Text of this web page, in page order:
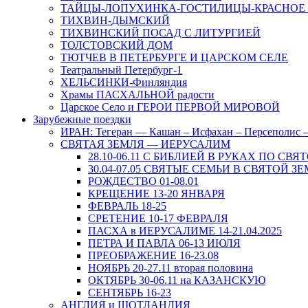
ТАЙЦЫ-ЛОПУХИНКА-ГОСТИЛИЦЫ-КРАСНОЕ
ТИХВИН-ДЫМСКИЙ
ТИХВИНСКИЙ ПОСАД С ЛИТУРГИЕЙ
ТОЛСТОВСКИЙ ДОМ
ТЮТЧЕВ В ПЕТЕРБУРГЕ И ЦАРСКОМ СЕЛЕ
Театральный Петербург-1
ХЕЛЬСИНКИ-Финляндия
Храмы ПАСХАЛЬНОЙ радости
Царское Село и ГЕРОИ ПЕРВОЙ МИРОВОЙ
Зарубежные поездки
ИРАН: Тегеран — Кашан – Исфахан –
СВЯТАЯ ЗЕМЛЯ — ИЕРУСАЛИМ
28.10-06.11 С БИБЛИЕЙ В РУКАХ ПО
30.04-07.05 СВЯТЫЕ СЕМЬИ В СВЯТОЙ
РОЖДЕСТВО 01-08.01
КРЕЩЕНИЕ 13-20 ЯНВАРЯ
ФЕВРАЛЬ 18-25
СРЕТЕНИЕ 10-17 ФЕВРАЛЯ
ПАСХА в ИЕРУСАЛИМЕ 14-21.04.2025
ПЕТРА И ПАВЛА 06-13 ИЮЛЯ
ПРЕОБРАЖЕНИЕ 16-23.08
НОЯБРЬ 20-27.11 вторая половина
ОКТЯБРЬ 30-06.11 на КАЗАНСКУЮ
СЕНТЯБРЬ 16-23
АНГЛИЯ и ШОТЛАНДИЯ